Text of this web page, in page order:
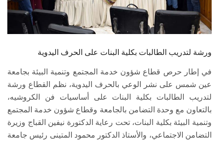
الموظفون
سجل الان
ورشة لتدريب الطالبات بكلية البنات على الحرف اليدوية
في إطار حرص قطاع شؤون خدمة المجتمع وتنمية البيئة بجامعة
عين شمس على نشر الوعي بالحرف اليدوية، نظم القطاع ورشة
لتدريب الطالبات بكلية البنات على أساسيات فن الكروشيه،
بالتعاون مع وحدة التضامن بالجامعة وقطاع شؤون خدمة المجتمع
وتنمية البيئة بكلية البنات، تحت رعاية الدكتورة نيفين القباج وزيرة
التضامن الاجتماعي، والأستاذ الدكتور محمود المتينى رئيس جامعة